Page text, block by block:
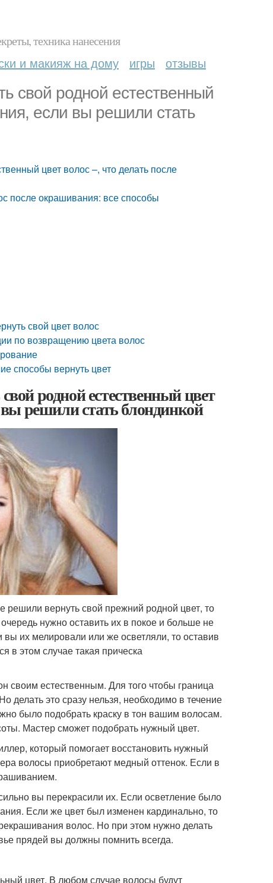
техника нанесения
и макияж на дому игры отзывы
свой родной естественный
если вы решили стать
цвет волос –, что делать после
после окрашивания: все способы
свой цвет волос
по возвращению цвета волос
способы вернуть цвет
родной естественный цвет
вы решили стать блондинкой
решили вернуть свой прежний родной цвет, то
нужно оставить их в покое и больше не
их мелировали или же осветляли, то оставив
в этом случае такая прическа
своим естественным. Для того чтобы граница
делать это сразу нельзя, необходимо в течение
было подобрать краску в тон вашим волосам.
Мастер сможет подобрать нужный цвет.
который помогает восстановить нужный
волосы приобретают медный оттенок. Если в
вы перекрасили их. Если осветление было
Если же цвет был изменен кардинально, то
волос. Но при этом нужно делать
прядей вы должны помнить всегда.
цвет. В любом случае волосы будут